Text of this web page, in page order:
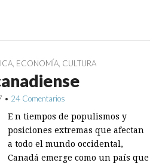
, ECONOMÍA, CULTURA
• 24 Comentarios
E n tiempos de populismos y
posiciones extremas que afectan
a todo el mundo occidental,
Canadá emerge como un país que